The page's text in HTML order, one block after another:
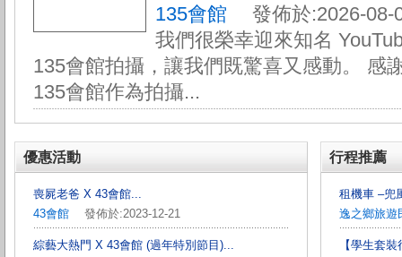
135會館 發佈於:2026-08-
我們很榮幸迎來知名
135會館拍攝，讓我們既驚喜又感動。 感
135會館作為拍攝...
優惠活動
喪屍老爸 X 43會館...
43會館 發佈於:2023-12-21
綜藝大熱門 X 43會館 (過年特別節目)...
行程推薦
租機車 –兜
逸之鄉旅遊
【學生套